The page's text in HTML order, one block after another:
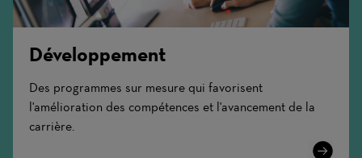
Développement
Des programmes sur mesure qui favorisent
l'amélioration des compétences et l'avancement de la
carrière.
Learn